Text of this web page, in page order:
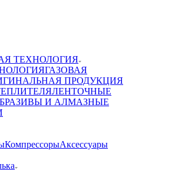
ТЕХНОЛОГИЯ
ГАЗОВАЯ
ПРОДУКЦИЯ
ЛЕНТОЧНЫЕ
И АЛМАЗНЫЕ
КомпрессорыАксессуары